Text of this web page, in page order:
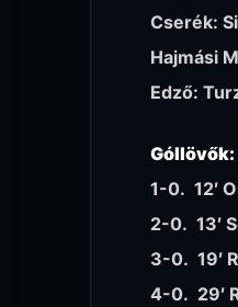
Cserék:
Hajmási
Edző:
Góllövők:
1-0. 12′
2-0. 13′
3-0. 19′
4-0. 29′